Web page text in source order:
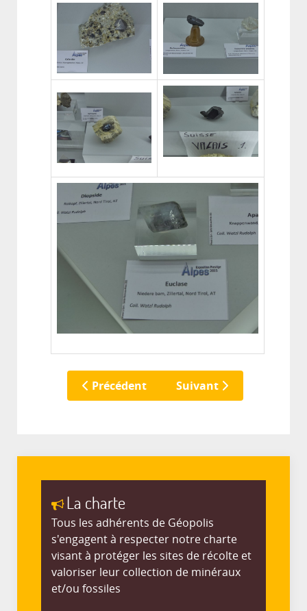
Précédent Suivant
La charte
Tous les adhérents de Géopolis
s'engagent à respecter notre charte
visant à protéger les sites de récolte et
valoriser leur collection de minéraux
et/ou fossiles